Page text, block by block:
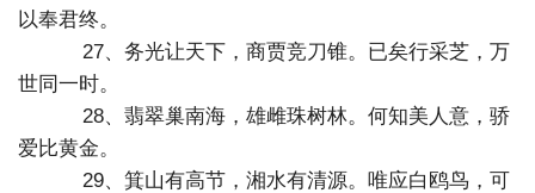
以奉君终。
27、务光让天下，商贾竞刀锥。已矣行采芝，万
世同一时。
28、翡翠巢南海，雄雌珠树林。何知美人意，骄
爱比黄金。
29、箕山有高节，湘水有清源。唯应白鸥鸟，可